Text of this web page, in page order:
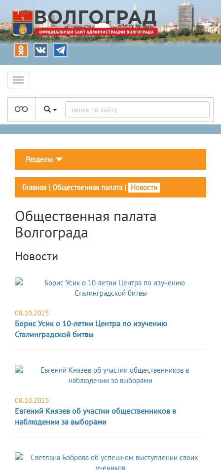
Разделы
Главная | Общественная палата | Новости
Общественная палата
Волгограда
Новости
08.10.2025
Борис Усик о 10-летии Центра по изучению
Сталинградской битвы
08.10.2025
Евгений Князев об участии общественников в
наблюдении за выборами